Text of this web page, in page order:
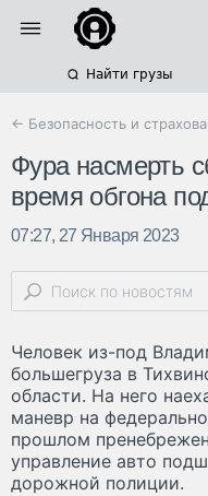
Найти грузы
← Безопасность и
Фура насмерть
время обгона
07:27, 27 Января 2023
Человек из-под
большегруза в
области. На него
маневр на
прошлом
управление авто
дорожной полиции.